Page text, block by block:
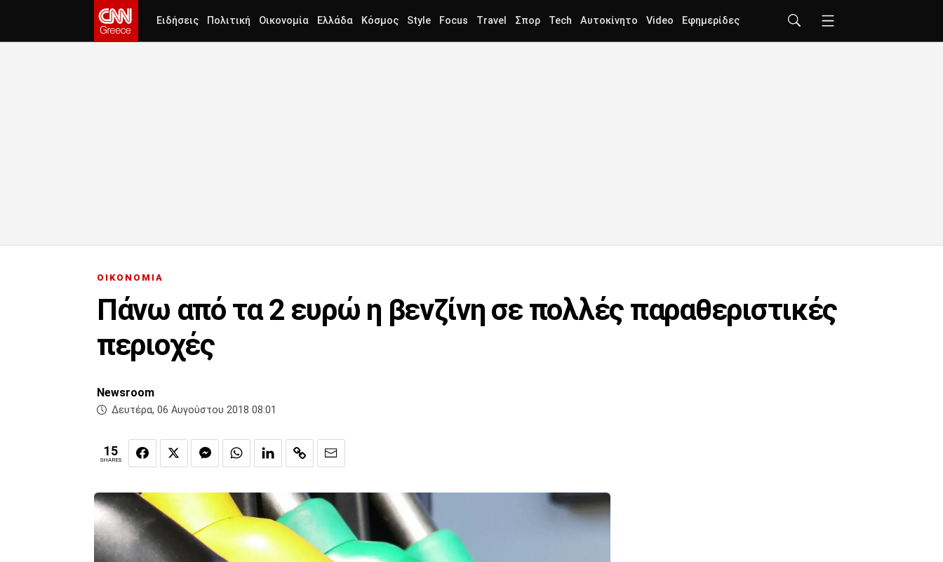
Ειδήσεις Πολιτική Οικονομία Ελλάδα Κόσμος Style Focus Travel Σπορ Tech Αυτοκίνητο Video Εφημερίδες
ΟΙΚΟΝΟΜΙΑ
Πάνω από τα 2 ευρώ η βενζίνη σε πολλές παραθεριστικές
περιοχές
Newsroom
Δευτέρα, 06 Αυγούστου 2018 08:01
15
SHARES